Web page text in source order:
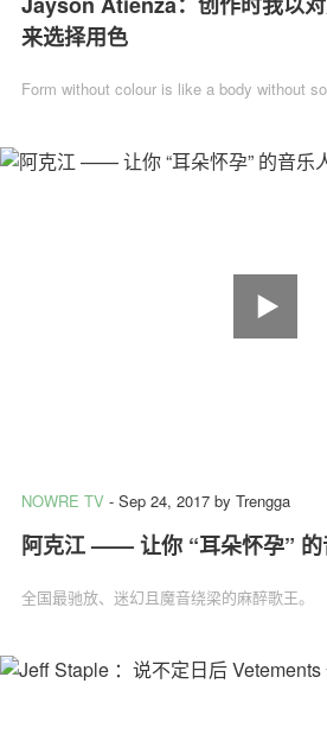
来选择用色
Form without colour is like a body without
NOWRE TV - Sep 24, 2017 by Trengga
阿克江 —— 让你 “耳朵怀孕” 的
全国最驰放、迷幻且魔音绕梁的麻醉歌王。